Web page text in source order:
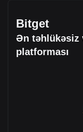
Bitget
Ən təhlükəsiz
platforması